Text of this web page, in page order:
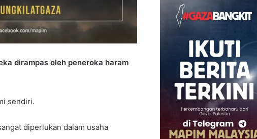
dirampas oleh peneroka haram
sendiri.
diperlukan dalam usaha